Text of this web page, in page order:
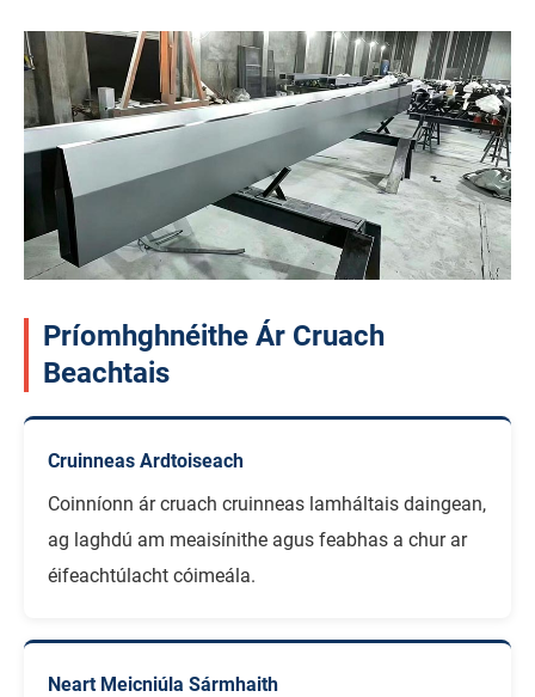
Príomhghnéithe Ár Cruach
Beachtais
Cruinneas Ardtoiseach
Coinníonn ár cruach cruinneas lamháltais daingean,
ag laghdú am meaisínithe agus feabhas a chur ar
éifeachtúlacht cóimeála.
Neart Meicniúla Sármhaith